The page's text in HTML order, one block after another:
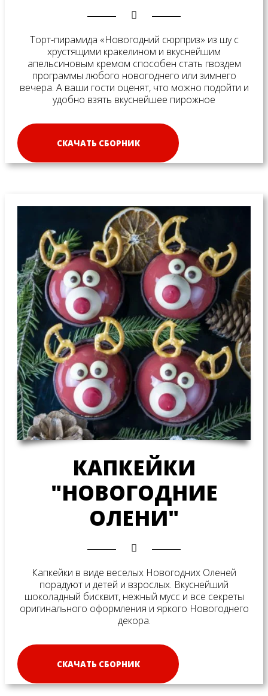
Торт-пирамида «Новогодний сюрприз» из шу с
хрустящими кракелином и вкуснейшим
апельсиновым кремом способен стать гвоздем
программы любого новогоднего или зимнего
вечера. А ваши гости оценят, что можно подойти и
удобно взять вкуснейшее пирожное
СКАЧАТЬ СБОРНИК
КАПКЕЙКИ
"НОВОГОДНИЕ
ОЛЕНИ"
Капкейки в виде веселых Новогодних Оленей
порадуют и детей и взрослых. Вкуснейший
шоколадный бисквит, нежный мусс и все секреты
оригинального оформления и яркого Новогоднего
декора.
СКАЧАТЬ СБОРНИК